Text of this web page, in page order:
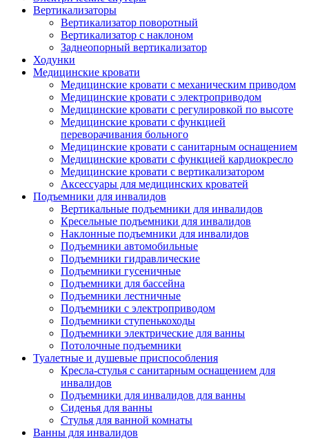
Вертикализаторы
Вертикализатор поворотный
Вертикализатор с наклоном
Заднеопорный вертикализатор
Ходунки
Медицинские кровати
Медицинские кровати с механическим приводом
Медицинские кровати с электроприводом
Медицинские кровати с регулировкой по высоте
Медицинские кровати с функцией
переворачивания больного
Медицинские кровати с санитарным оснащением
Медицинские кровати с функцией кардиокресло
Медицинские кровати с вертикализатором
Аксессуары для медицинских кроватей
Подъемники для инвалидов
Вертикальные подъемники для инвалидов
Кресельные подъемники для инвалидов
Наклонные подъемники для инвалидов
Подъемники автомобильные
Подъемники гидравлические
Подъемники гусеничные
Подъемники для бассейна
Подъемники лестничные
Подъемники с электроприводом
Подъемники ступенькоходы
Подъемники электрические для ванны
Потолочные подъемники
Туалетные и душевые приспособления
Кресла-стулья с санитарным оснащением для
инвалидов
Подъемники для инвалидов для ванны
Сиденья для ванны
Стулья для ванной комнаты
Ванны для инвалидов